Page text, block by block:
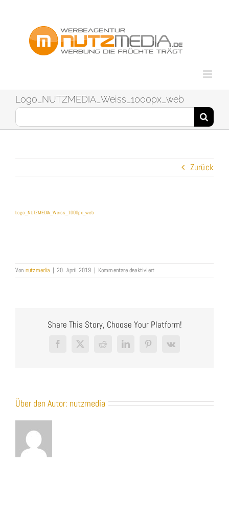
Logo_NUTZMEDIA_Weiss_1000px_web
Suche
nach:
Zurück
Logo_NUTZMEDIA_Weiss_1000px_web
Von nutzmedia | 20. April 2019 | Kommentare deaktiviertfür
Share This Story, Choose Your Platform!
Facebook
X RedditLinkedInPinterest
Vk
Über den Autor: nutzmedia